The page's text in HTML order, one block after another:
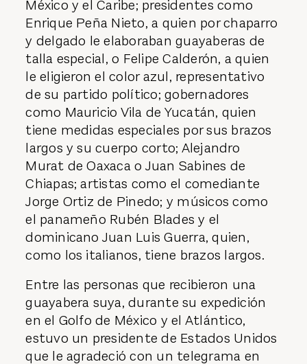
México y el Caribe; presidentes como
Enrique Peña Nieto, a quien por chaparro
y delgado le elaboraban guayaberas de
talla especial, o Felipe Calderón, a quien
le eligieron el color azul, representativo
de su partido político; gobernadores
como Mauricio Vila de Yucatán, quien
tiene medidas especiales por sus brazos
largos y su cuerpo corto; Alejandro
Murat de Oaxaca o Juan Sabines de
Chiapas; artistas como el comediante
Jorge Ortiz de Pinedo; y músicos como
el panameño Rubén Blades y el
dominicano Juan Luis Guerra, quien,
como los italianos, tiene brazos largos.
Entre las personas que recibieron una
guayabera suya, durante su expedición
en el Golfo de México y el Atlántico,
estuvo un presidente de Estados Unidos
que le agradeció con un telegrama en